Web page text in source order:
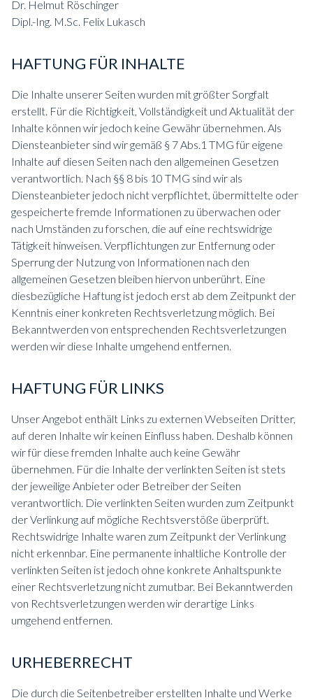
Dr. Helmut Röschinger
Dipl.-Ing. M.Sc. Felix Lukasch
HAFTUNG FÜR INHALTE
Die Inhalte unserer Seiten wurden mit größter Sorgfalt
erstellt. Für die Richtigkeit, Vollständigkeit und Aktualität der
Inhalte können wir jedoch keine Gewähr übernehmen. Als
Diensteanbieter sind wir gemäß § 7 Abs.1 TMG für eigene
Inhalte auf diesen Seiten nach den allgemeinen Gesetzen
verantwortlich. Nach §§ 8 bis 10 TMG sind wir als
Diensteanbieter jedoch nicht verpflichtet, übermittelte oder
gespeicherte fremde Informationen zu überwachen oder
nach Umständen zu forschen, die auf eine rechtswidrige
Tätigkeit hinweisen. Verpflichtungen zur Entfernung oder
Sperrung der Nutzung von Informationen nach den
allgemeinen Gesetzen bleiben hiervon unberührt. Eine
diesbezügliche Haftung ist jedoch erst ab dem Zeitpunkt der
Kenntnis einer konkreten Rechtsverletzung möglich. Bei
Bekanntwerden von entsprechenden Rechtsverletzungen
werden wir diese Inhalte umgehend entfernen.
HAFTUNG FÜR LINKS
Unser Angebot enthält Links zu externen Webseiten Dritter,
auf deren Inhalte wir keinen Einfluss haben. Deshalb können
wir für diese fremden Inhalte auch keine Gewähr
übernehmen. Für die Inhalte der verlinkten Seiten ist stets
der jeweilige Anbieter oder Betreiber der Seiten
verantwortlich. Die verlinkten Seiten wurden zum Zeitpunkt
der Verlinkung auf mögliche Rechtsverstöße überprüft.
Rechtswidrige Inhalte waren zum Zeitpunkt der Verlinkung
nicht erkennbar. Eine permanente inhaltliche Kontrolle der
verlinkten Seiten ist jedoch ohne konkrete Anhaltspunkte
einer Rechtsverletzung nicht zumutbar. Bei Bekanntwerden
von Rechtsverletzungen werden wir derartige Links
umgehend entfernen.
URHEBERRECHT
Die durch die Seitenbetreiber erstellten Inhalte und Werke